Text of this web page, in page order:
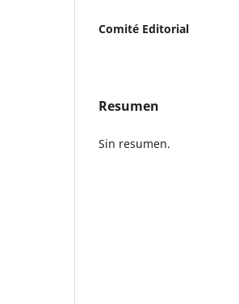
Comité Editorial
Resumen
Sin resumen.